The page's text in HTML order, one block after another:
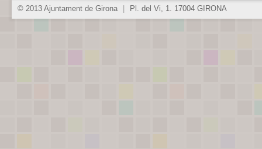
© 2013 Ajuntament de Girona Pl. del Vi, 1. 17004 GIRONA